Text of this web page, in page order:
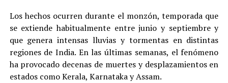
Los hechos ocurren durante el monzón, temporada que
se extiende habitualmente entre junio y septiembre y
que genera intensas lluvias y tormentas en distintas
regiones de India. En las últimas semanas, el fenómeno
ha provocado decenas de muertes y desplazamientos en
estados como Kerala, Karnataka y Assam.